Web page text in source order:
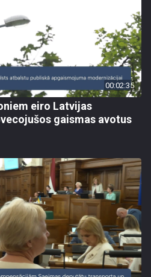
00:02:35
eiro Latvijas
gaismas avotus